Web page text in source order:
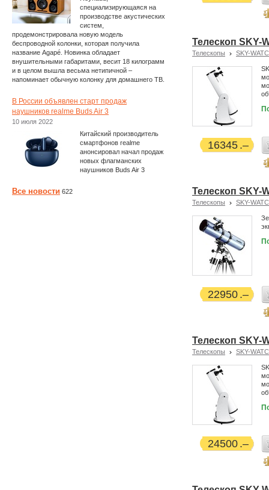
Телескоп SKY-
Телескопы SKY-
16345
Телескоп SKY-
Телескопы SKY-
22950
Телескоп SKY-
Телескопы SKY-
24500
специализирующаяся на
производстве акустических
систем,
продемонстрировала новую модель
беспроводной колонки, которая получила
название Agapé. Новинка обладает
внушительными габаритами, весит 18 килограмм
и в целом вышла весьма нетипичной –
напоминает обычную колонку для домашнего ТВ.
В России объявлен старт продаж
наушников realme Buds Air 3
10 июля 2022
Китайский производитель
смартфонов realme
анонсировал начал продаж
новых флагманских
наушников Buds Air 3
Все новости 622